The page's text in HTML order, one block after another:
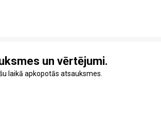
un vērtējumi.
laikā apkopotās atsauksmes.